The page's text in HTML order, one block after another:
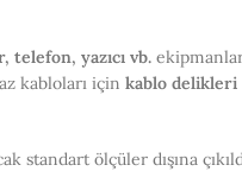
telefon, yazıcı vb.
kabloları için kablo delikleri
standart ölçüler dışına